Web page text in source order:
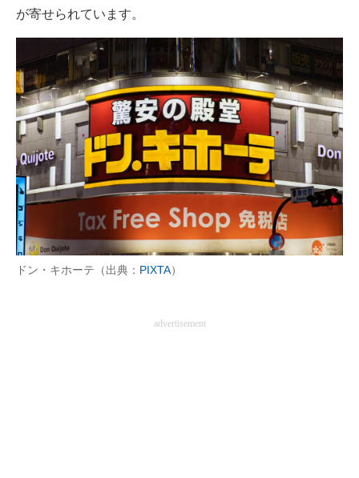
スマホと通信の最新トレンド
進化するPCとデバイスの未来
好きが集まる 比べて選べる
ビジネスと働き方のヒント
AI活用のいまが分かる
企業ITのトレンドを詳説
経営リーダーのコミュニティ
マーケ×ITの今がよく分かる
企業向けIT製品の総合サイト
が寄せられています。
ドン・キホーテ（出典： PIXTA）
advertisement